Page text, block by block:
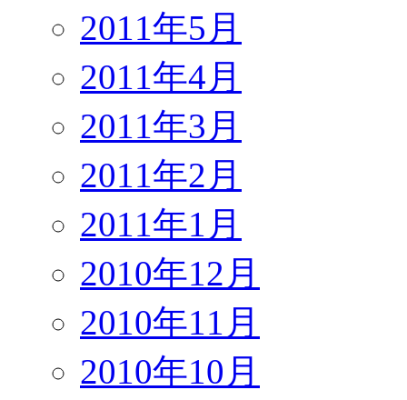
2011年5月
2011年4月
2011年3月
2011年2月
2011年1月
2010年12月
2010年11月
2010年10月